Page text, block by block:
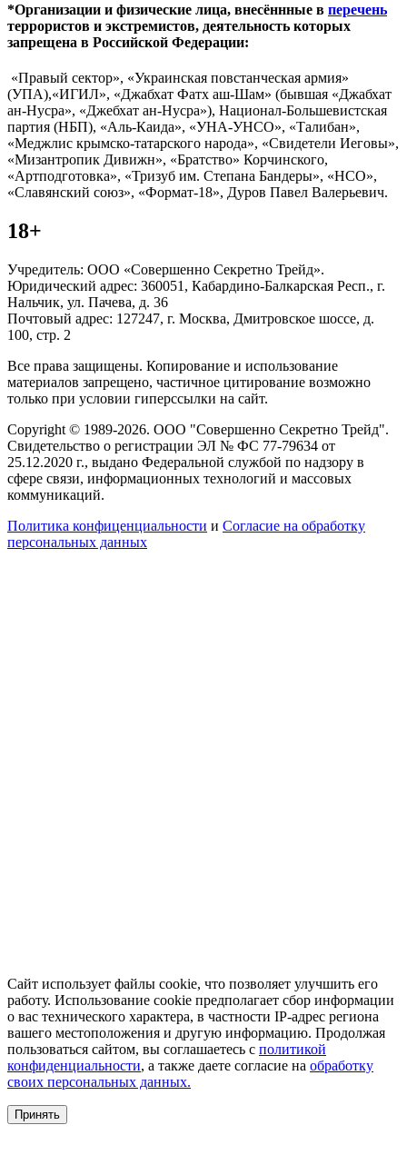
*Организации и физические лица, внесённные в перечень
террористов и экстремистов, деятельность которых
запрещена в Российской Федерации:
«Правый сектор», «Украинская повстанческая армия»
(УПА),«ИГИЛ», «Джабхат Фатх аш-Шам» (бывшая «Джабхат
ан-Нусра», «Джебхат ан-Нусра»), Национал-Большевистская
партия (НБП), «Аль-Каида», «УНА-УНСО», «Талибан»,
«Меджлис крымско-татарского народа», «Свидетели Иеговы»,
«Мизантропик Дивижн», «Братство» Корчинского,
«Артподготовка», «Тризуб им. Степана Бандеры», «НСО»,
«Славянский союз», «Формат-18», Дуров Павел Валерьевич.
18+
Учредитель: ООО «Совершенно Секретно Трейд».
Юридический адрес: 360051, Кабардино-Балкарская Респ., г.
Нальчик, ул. Пачева, д. 36
Почтовый адрес: 127247, г. Москва, Дмитровское шоссе, д.
100, стр. 2
Все права защищены. Копирование и использование
материалов запрещено, частичное цитирование возможно
только при условии гиперссылки на сайт.
Copyright © 1989-2026. ООО "Совершенно Секретно Трейд".
Свидетельство о регистрации ЭЛ № ФС 77-79634 от
25.12.2020 г., выдано Федеральной службой по надзору в
сфере связи, информационных технологий и массовых
коммуникаций.
Политика конфиценциальности и Согласие на обработку
персональных данных
Сайт использует файлы cookie, что позволяет улучшить его
работу. Использование cookie предполагает сбор информации
о вас технического характера, в частности IP-адрес региона
вашего местоположения и другую информацию. Продолжая
пользоваться сайтом, вы соглашаетесь с политикой
конфиденциальности, а также даете согласие на обработку
своих персональных данных.
Принять